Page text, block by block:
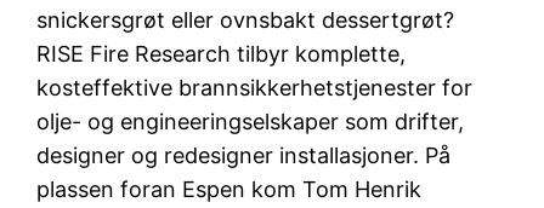
snickersgrøt eller ovnsbakt dessertgrøt?
RISE Fire Research tilbyr komplette,
kosteffektive brannsikkerhetstjenester for
olje- og engineeringselskaper som drifter,
designer og redesigner installasjoner. På
plassen foran Espen kom Tom Henrik